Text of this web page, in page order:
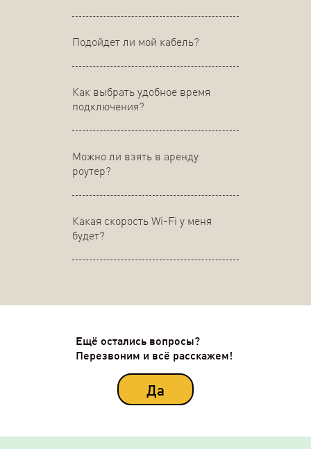
Подойдет ли мой кабель?
Как выбрать удобное время
подключения?
Можно ли взять в аренду
роутер?
Какая скорость Wi-Fi у меня
будет?
Ещё остались вопросы?
Перезвоним и всё расскажем!
Да